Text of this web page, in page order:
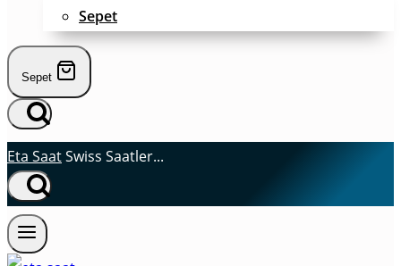
Sepet
Sepet
Eta SaatSwiss Saatler...